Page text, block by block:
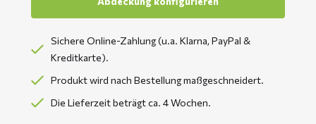
Sichere Online-Zahlung (u.a. Klarna, PayPal &
Kreditkarte).
Produkt wird nach Bestellung maßgeschneidert.
Die Lieferzeit beträgt ca. 4 Wochen.